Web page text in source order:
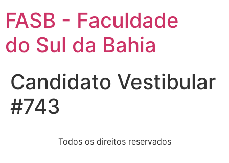
FASB - Faculdade
do Sul da Bahia
Candidato Vestibular
#743
Todos os direitos reservados